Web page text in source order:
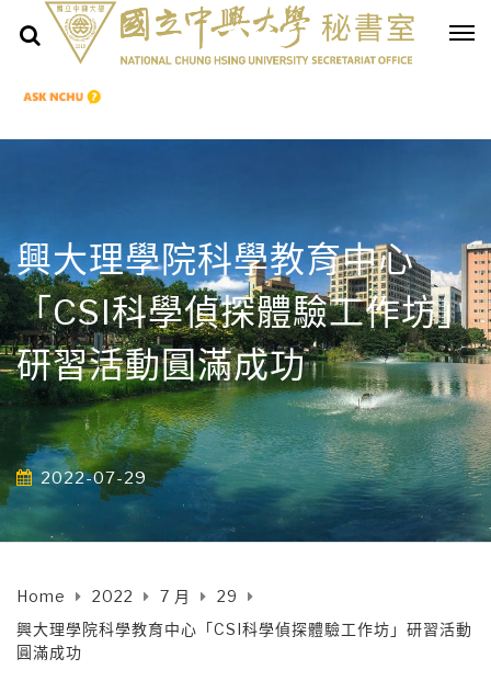
興大理學院科學教育中心
「CSI科學偵探體驗工作坊」
研習活動圓滿成功
2022-07-29
Home 2022 7 月
29
興大理學院科學教育中心「CSI科學偵探體驗工作坊」研習活動
圓滿成功